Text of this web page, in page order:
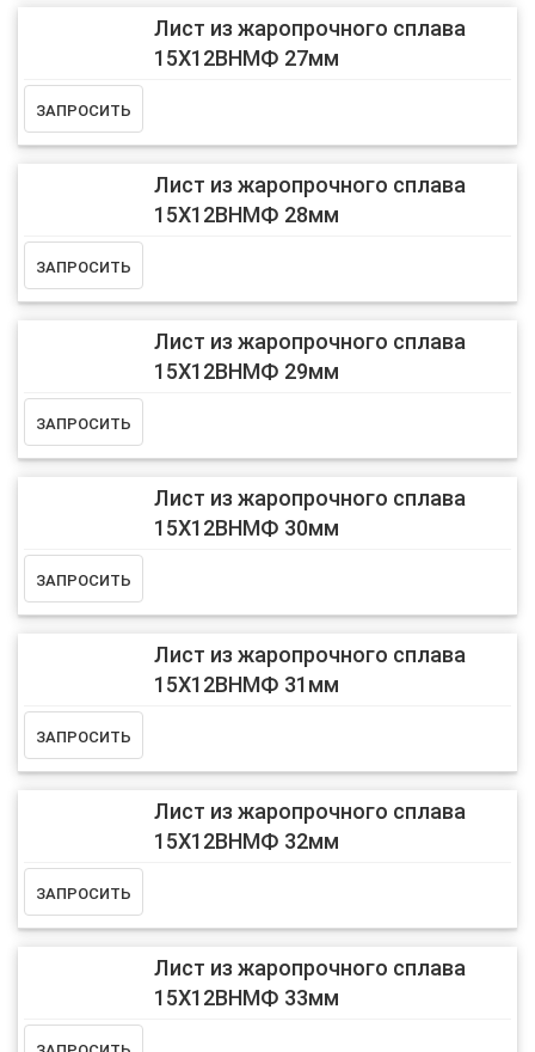
Лист из жаропрочного сплава
15Х12ВНМФ 27мм
Лист из жаропрочного сплава
15Х12ВНМФ 28мм
Лист из жаропрочного сплава
15Х12ВНМФ 29мм
Лист из жаропрочного сплава
15Х12ВНМФ 30мм
Лист из жаропрочного сплава
15Х12ВНМФ 31мм
Лист из жаропрочного сплава
15Х12ВНМФ 32мм
Лист из жаропрочного сплава
15Х12ВНМФ 33мм